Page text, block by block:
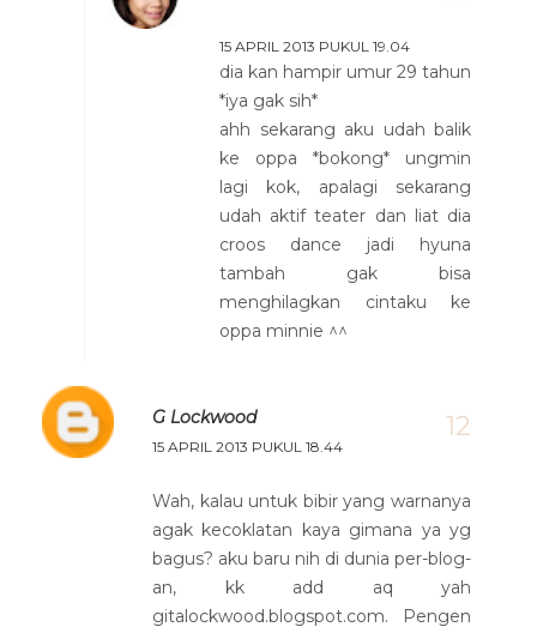
15 APRIL 2013 PUKUL 19.04
dia kan hampir umur 29 tahun
*iya gak sih*
ahh sekarang aku udah balik
ke oppa *bokong* ungmin
lagi kok, apalagi sekarang
udah aktif teater dan liat dia
croos dance jadi hyuna
tambah gak bisa
menghilagkan cintaku ke
oppa minnie ^^
G Lockwood
15 APRIL 2013 PUKUL 18.44
Wah, kalau untuk bibir yang warnanya
agak kecoklatan kaya gimana ya yg
bagus? aku baru nih di dunia per-blog-
an, kk add aq yah
gitalockwood.blogspot.com. Pengen